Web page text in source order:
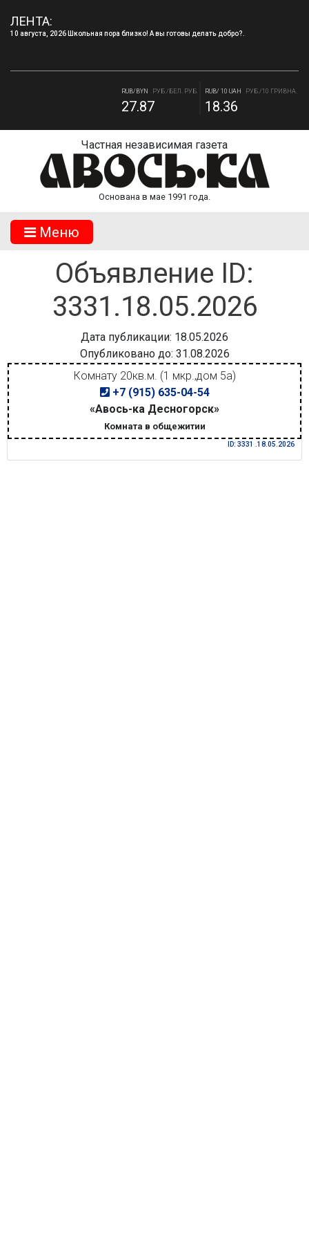
ЛЕНТА:
10 августа, 2026 Школьная пора близко! А вы готовы делать добро?.
RUB/BYN РУБ./БЕЛ. РУБ.
27.87
RUB/ 10 UAH РУБ./10 ГРИВНА.
18.36
82.17 94.84
Частная независимая газета
Основана в мае 1991 года.
Mеню
Объявление ID:
3331.18.05.2026
Дата публикации: 18.05.2026
Опубликовано до: 31.08.2026
Комнату 20кв.м. (1 мкр.,дом 5а)
+7 (915) 635-04-54
«Авось-ка Десногорск»
Комната в общежитии
ID: 3331 .18.05.2026